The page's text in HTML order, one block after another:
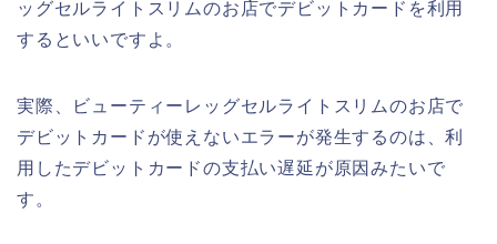
ッグセルライトスリムのお店でデビットカードを利用
するといいですよ。
実際、ビューティーレッグセルライトスリムのお店で
デビットカードが使えないエラーが発生するのは、利
用したデビットカードの支払い遅延が原因みたいで
す。